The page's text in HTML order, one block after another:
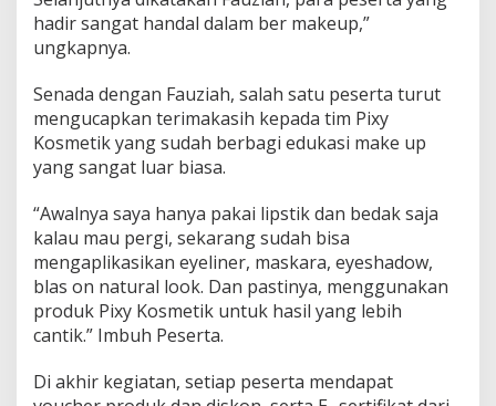
hadir sangat handal dalam ber makeup,”
ungkapnya.
Senada dengan Fauziah, salah satu peserta turut
mengucapkan terimakasih kepada tim Pixy
Kosmetik yang sudah berbagi edukasi make up
yang sangat luar biasa.
“Awalnya saya hanya pakai lipstik dan bedak saja
kalau mau pergi, sekarang sudah bisa
mengaplikasikan eyeliner, maskara, eyeshadow,
blas on natural look. Dan pastinya, menggunakan
produk Pixy Kosmetik untuk hasil yang lebih
cantik.” Imbuh Peserta.
Di akhir kegiatan, setiap peserta mendapat